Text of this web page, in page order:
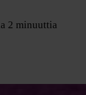
2 minuuttia